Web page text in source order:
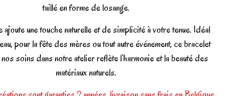
taillé en forme de losange.
une touche naturelle et de simplicité à votre tenue. Idéal
pour la fête des mères ou tout autre événement, ce bracelet
soins dans notre atelier reflète l’harmonie et la beauté des
matériaux naturels.